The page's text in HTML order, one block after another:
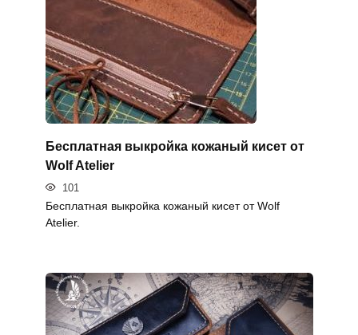
Бесплатная выкройка кожаный кисет от
Wolf Atelier
101
Бесплатная выкройка кожаный кисет от Wolf
Atelier.